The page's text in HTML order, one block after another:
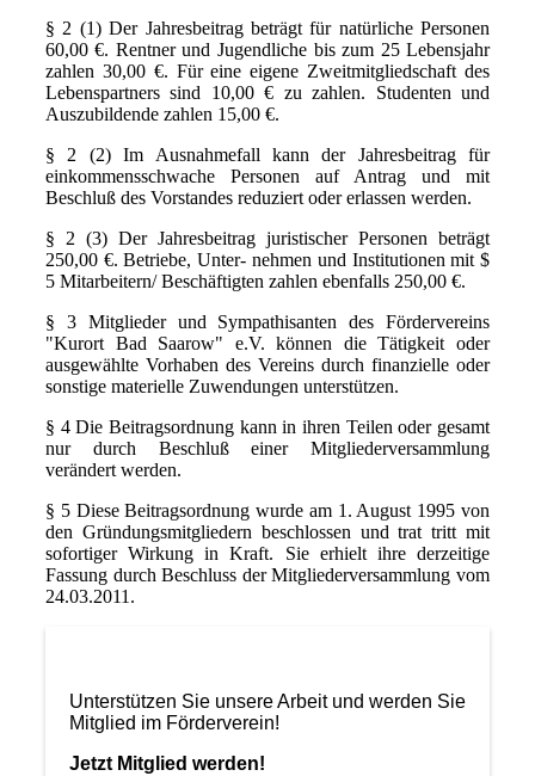
§ 2 (1) Der Jahresbeitrag beträgt für natürliche Personen
60,00 €. Rentner und Jugendliche bis zum 25 Lebensjahr
zahlen 30,00 €. Für eine eigene Zweitmitgliedschaft des
Lebenspartners sind 10,00 € zu zahlen. Studenten und
Auszubildende zahlen 15,00 €.
§ 2 (2) Im Ausnahmefall kann der Jahresbeitrag für
einkommensschwache Personen auf Antrag und mit
Beschluß des Vorstandes reduziert oder erlassen werden.
§ 2 (3) Der Jahresbeitrag juristischer Personen beträgt
250,00 €. Betriebe, Unter- nehmen und Institutionen mit $
5 Mitarbeitern/ Beschäftigten zahlen ebenfalls 250,00 €.
§ 3 Mitglieder und Sympathisanten des Fördervereins
"Kurort Bad Saarow" e.V. können die Tätigkeit oder
ausgewählte Vorhaben des Vereins durch finanzielle oder
sonstige materielle Zuwendungen unterstützen.
§ 4 Die Beitragsordnung kann in ihren Teilen oder gesamt
nur durch Beschluß einer Mitgliederversammlung
verändert werden.
§ 5 Diese Beitragsordnung wurde am 1. August 1995 von
den Gründungsmitgliedern beschlossen und trat tritt mit
sofortiger Wirkung in Kraft. Sie erhielt ihre derzeitige
Fassung durch Beschluss der Mitgliederversammlung vom
24.03.2011.
Unterstützen Sie unsere Arbeit und werden Sie
Mitglied im Förderverein!
Jetzt Mitglied werden!